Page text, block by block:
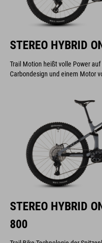
STEREO HYBRID
Trail Motion heißt volle Power
Carbondesign und einem Motor
STEREO HYBRID
800